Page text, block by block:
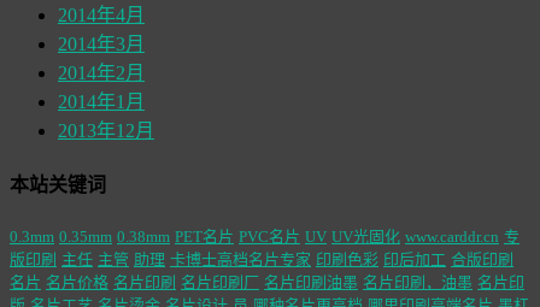
2014年4月
2014年3月
2014年2月
2014年1月
2013年12月
本站关键词
0.3mm 0.35mm 0.38mm PET名片 PVC名片 UV UV光固化 www.carddr.cn 专
版印刷 主任 主管 助理 卡博士高档名片专家 印刷色彩 印后加工 合版印刷
名片 名片价格 名片印刷 名片印刷厂 名片印刷油墨 名片印刷，油墨 名片印